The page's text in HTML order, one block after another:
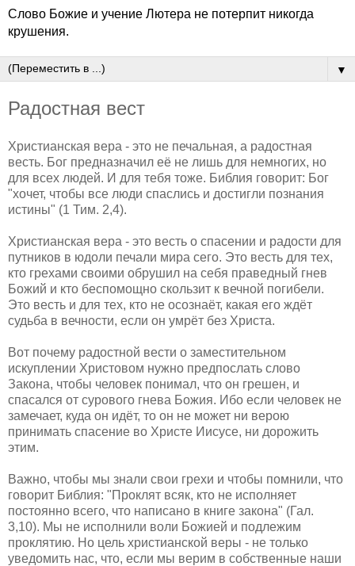
Слово Божие и учение Лютера не потерпит никогда
крушения.
▼
Радостная вест
Христианская вера - это не печальная, а радостная
весть. Бог предназначил её не лишь для немногих, но
для всех людей. И для тебя тоже. Библия говорит: Бог
"хочет, чтобы все люди спаслись и достигли познания
истины" (1 Тим. 2,4).
Христианская вера - это весть о спасении и радости для
путников в юдоли печали мира сего. Это весть для тех,
кто грехами своими обрушил на себя праведный гнев
Божий и кто беспомощно скользит к вечной погибели.
Это весть и для тех, кто не осознаёт, какая его ждёт
судьба в вечности, если он умрёт без Христа.
Вот почему радостной вести о заместительном
искуплении Христовом нужно предпослать слово
Закона, чтобы человек понимал, что он грешен, и
спасался от сурового гнева Божия. Ибо если человек не
замечает, куда он идёт, то он не может ни верою
принимать спасение во Христе Иисусе, ни дорожить
этим.
Важно, чтобы мы знали свои грехи и чтобы помнили, что
говорит Библия: "Проклят всяк, кто не исполняет
постоянно всего, что написано в книге закона" (Гал.
3,10). Мы не исполнили воли Божией и подлежим
проклятию. Но цель христианской веры - не только
уведомить нас, что, если мы верим в собственные наши